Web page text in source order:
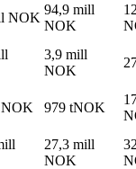
NOK
94,9 mill
NOK
3,9 mill
NOK
979 tNOK
27,3 mill
NOK